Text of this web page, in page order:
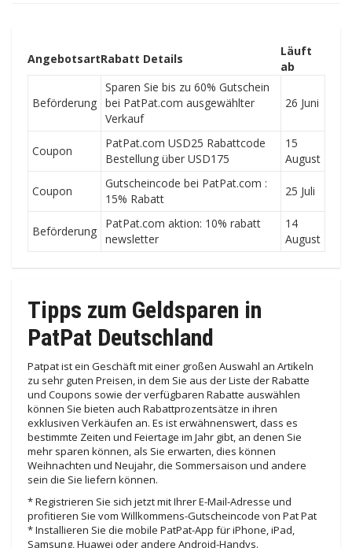
AngebotsartRabatt Details
Läuft
ab
Beförderung
Sparen Sie bis zu 60% Gutschein
bei PatPat.com ausgewählter
Verkauf
26 Juni
Coupon
PatPat.com USD25 Rabattcode
Bestellung über USD175
15
August
Coupon
Gutscheincode bei PatPat.com :
15% Rabatt
25 Juli
Beförderung
PatPat.com aktion: 10% rabatt
newsletter
14
August
Tipps zum Geldsparen in
PatPat Deutschland
Patpat ist ein Geschäft mit einer großen Auswahl an Artikeln
zu sehr guten Preisen, in dem Sie aus der Liste der Rabatte
und Coupons sowie der verfügbaren Rabatte auswählen
können Sie bieten auch Rabattprozentsätze in ihren
exklusiven Verkäufen an. Es ist erwähnenswert, dass es
bestimmte Zeiten und Feiertage im Jahr gibt, an denen Sie
mehr sparen können, als Sie erwarten, dies können
Weihnachten und Neujahr, die Sommersaison und andere
sein die Sie liefern können.
* Registrieren Sie sich jetzt mit Ihrer E-Mail-Adresse und
profitieren Sie vom Willkommens-Gutscheincode von Pat Pat
* Installieren Sie die mobile PatPat-App für iPhone, iPad,
Samsung, Huawei oder andere Android-Handys.